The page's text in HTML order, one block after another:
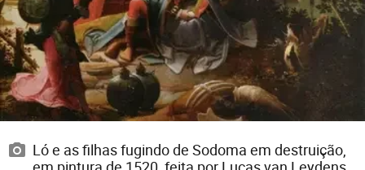
Ló e as filhas fugindo de Sodoma em destruição,